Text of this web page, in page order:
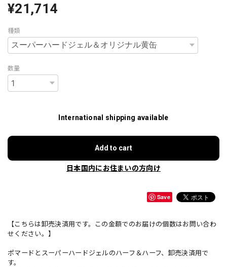
¥21,714
種類
数量
International shipping available
Add to cart
日本国内にお住まいの方向け
Save
【こちらは卸売決済用です。この金額でのお届けの個数はお問い合わ
せください。】
ポマードとスーパーハードジェルのハーフ＆ハーフ、卸売決済用で
す。